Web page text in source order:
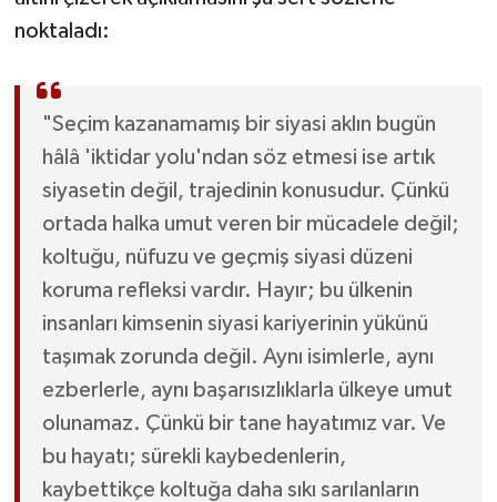
noktaladı:
"Seçim kazanamamış bir siyasi aklın bugün
hâlâ 'iktidar yolu'ndan söz etmesi ise artık
siyasetin değil, trajedinin konusudur. Çünkü
ortada halka umut veren bir mücadele değil;
koltuğu, nüfuzu ve geçmiş siyasi düzeni
koruma refleksi vardır. Hayır; bu ülkenin
insanları kimsenin siyasi kariyerinin yükünü
taşımak zorunda değil. Aynı isimlerle, aynı
ezberlerle, aynı başarısızlıklarla ülkeye umut
olunamaz. Çünkü bir tane hayatımız var. Ve
bu hayatı; sürekli kaybedenlerin,
kaybettikçe koltuğa daha sıkı sarılanların